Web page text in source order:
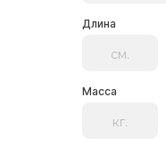
Длина
Масса